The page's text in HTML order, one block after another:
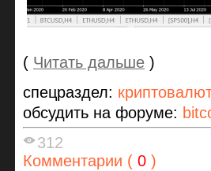
( Читать дальше )
спецраздел:
обсудить на форуме:
312
Комментарии ( 0 )